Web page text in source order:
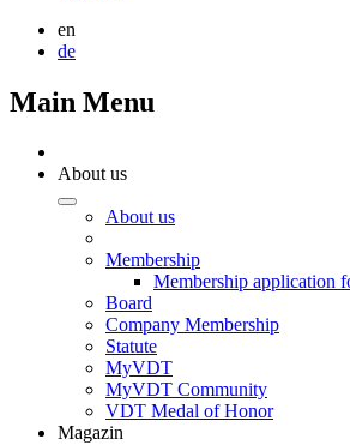
en
de
Main Menu
About us
About us
Membership
Membership application
Board
Company Membership
Statute
MyVDT
MyVDT Community
VDT Medal of Honor
Magazin